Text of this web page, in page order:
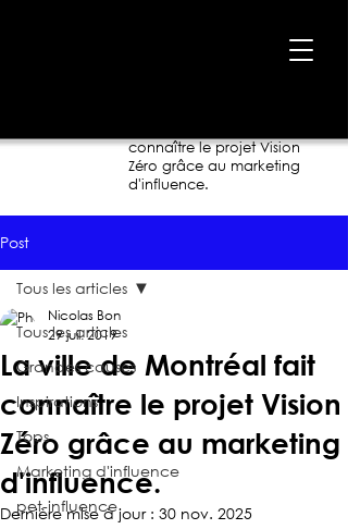
connaître le projet Vision
Zéro grâce au marketing
d'influence.
Post
Tous les articles
Grandes causes
Inspirations
Tops
Marketing d'influence
pet-influence
Tous les articles
La ville de Montréal fait
connaître le projet Vision
Zéro grâce au marketing
d'influence.
Nicolas Bon
29 juil. 2019
Dernière mise à jour : 30 nov. 2025